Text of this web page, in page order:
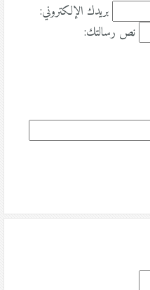
بريدك الإلكتروني:
نص رسالتك: